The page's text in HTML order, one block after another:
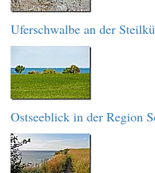
Uferschwalbe an der
Ostseeblick in der Region